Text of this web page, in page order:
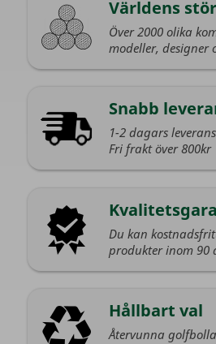
Världens
Över 2000 olika
modeller, designer
Snabb
1-2 dagars
Fri frakt över 800kr
Du kan
produkter inom 90
Hållbart val
Återvunna